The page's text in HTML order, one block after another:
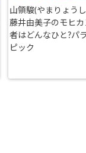
山領駿(やまりょう
藤井由美子のモヒ
者はどんなひと?パ
ピック